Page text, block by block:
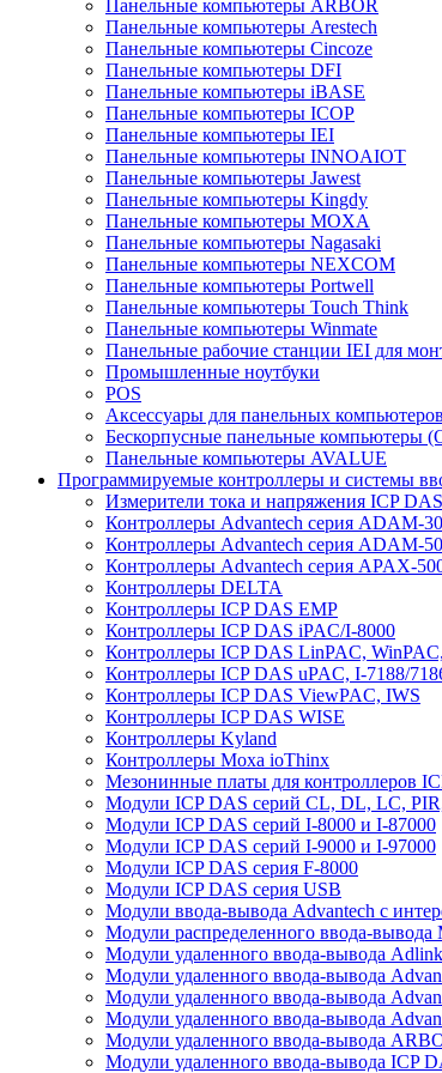
Панельные компьютеры ARBOR
Панельные компьютеры Arestech
Панельные компьютеры Cincoze
Панельные компьютеры DFI
Панельные компьютеры iBASE
Панельные компьютеры ICOP
Панельные компьютеры IEI
Панельные компьютеры INNOAIOT
Панельные компьютеры Jawest
Панельные компьютеры Kingdy
Панельные компьютеры MOXA
Панельные компьютеры Nagasaki
Панельные компьютеры NEXCOM
Панельные компьютеры Portwell
Панельные компьютеры Touch Think
Панельные компьютеры Winmate
Панельные рабочие станции IEI для
Промышленные ноутбуки
POS
Аксессуары для панельных компьютеров
Бескорпусные панельные компьютеры
Панельные компьютеры AVALUE
Программируемые контроллеры и системы
Измерители тока и напряжения ICP DAS
Контроллеры Advantech серия ADAM-
Контроллеры Advantech серия ADAM-
Контроллеры Advantech серия APAX-
Контроллеры DELTA
Контроллеры ICP DAS EMP
Контроллеры ICP DAS iPAC/I-8000
Контроллеры ICP DAS LinPAC,
Контроллеры ICP DAS uPAC, I-7188/
Контроллеры ICP DAS ViewPAC, IWS
Контроллеры ICP DAS WISE
Контроллеры Kyland
Контроллеры Moxa ioThinx
Мезонинные платы для контроллеров
Модули ICP DAS серий CL, DL, LC,
Модули ICP DAS серий I-8000 и I-87000
Модули ICP DAS серий I-9000 и I-97000
Модули ICP DAS серия F-8000
Модули ICP DAS серия USB
Модули ввода-вывода Advantech с
Модули распределенного ввода-
Модули удаленного ввода-вывода Adlink
Модули удаленного ввода-вывода
Модули удаленного ввода-вывода
Модули удаленного ввода-вывода
Модули удаленного ввода-вывода
Модули удаленного ввода-вывода ICP